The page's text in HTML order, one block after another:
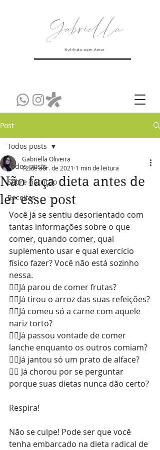
Post
Todos posts
Sobre nutrição
Receitas
Todos posts
Não faça dieta antes de
ler esse post
Gabriella Oliveira
12 de abr. de 2021 1 min de leitura
Você já se sentiu desorientado com
tantas informações sobre o que
comer, quando comer, qual
suplemento usar e qual exercício
físico fazer? Você não está sozinho
nessa.
👉🏼Já parou de comer frutas?
👉🏼Já tirou o arroz das suas refeições?
👉🏼Já comeu só a carne com aquele
nariz torto?
👉🏼Já passou vontade de comer
lanche enquanto os outros comiam?
👉🏼Já jantou só um prato de alface?
👉🏼 Já chorou por se perguntar
porque suas dietas nunca dão certo?
Respira!
Não se culpe! Pode ser que você
tenha embarcado na dieta radical de